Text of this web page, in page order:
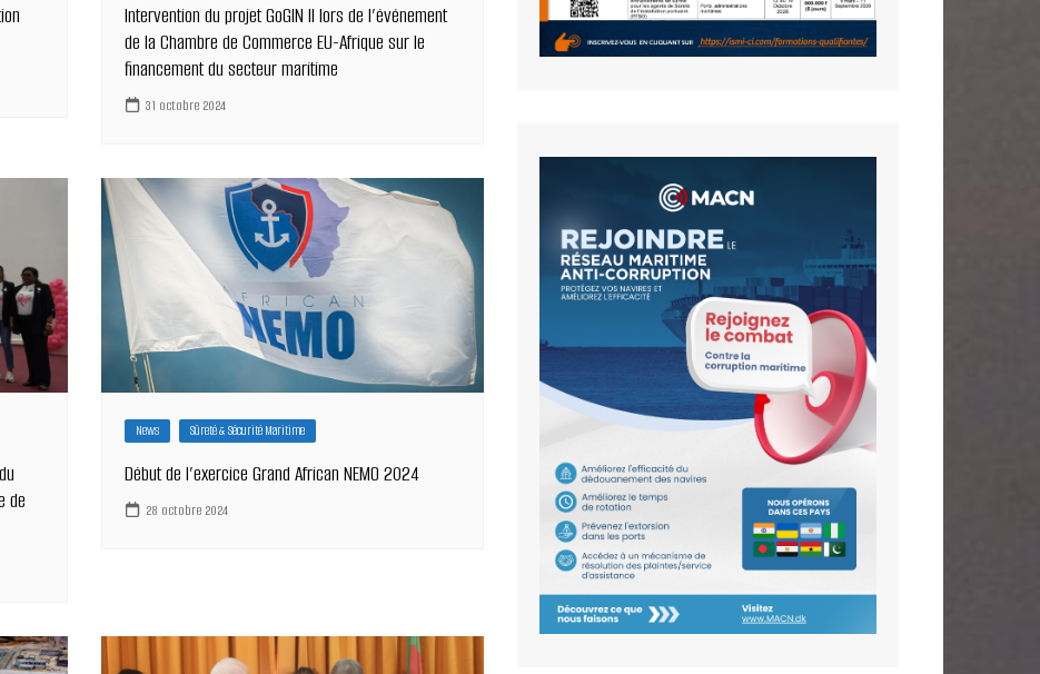
Intervention du projet GoGIN II lors de l’événement
de la Chambre de Commerce EU-Afrique sur le
financement du secteur maritime
31 octobre 2024
de
News Sûreté & Sécurité Maritime
Début de l’exercice Grand African NEMO 2024
28 octobre 2024